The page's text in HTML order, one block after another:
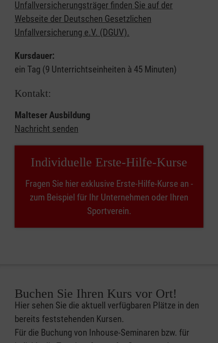
Unfallversicherungsträger finden Sie auf der
Webseite der Deutschen Gesetzlichen
Unfallversicherung e.V. (DGUV).
Kursdauer:
ein Tag (9 Unterrichtseinheiten à 45 Minuten)
Kontakt:
Malteser Ausbildung
Nachricht senden
Individuelle Erste-Hilfe-Kurse
Fragen Sie hier exklusive Erste-Hilfe-Kurse an -
zum Beispiel für Ihr Unternehmen oder Ihren
Sportverein.
Buchen Sie Ihren Kurs vor Ort!
Hier sehen Sie die aktuell verfügbaren Plätze in den
bereits feststehenden Kursen.
Für die Buchung von Inhouse-Seminaren bzw. für